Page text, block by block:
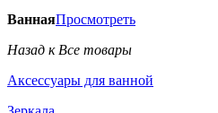
ВаннаяПросмотреть
Назад к Все товары
Аксессуары для ванной